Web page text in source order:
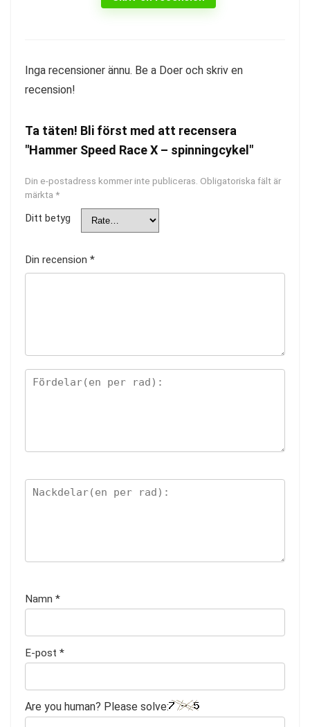
Inga recensioner ännu. Be a Doer och skriv en
recension!
Ta täten! Bli först med att recensera
"Hammer Speed Race X – spinningcykel"
Din e-postadress kommer inte publiceras. Obligatoriska fält är
märkta *
Ditt betyg
Din recension *
Namn *
E-post *
Are you human? Please solve: